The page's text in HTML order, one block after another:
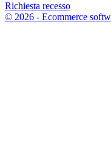
Richiesta recesso
© 2026 - Ecommerce